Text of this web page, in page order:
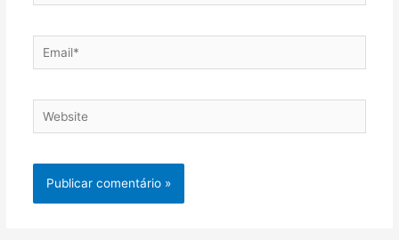
Email*
Website